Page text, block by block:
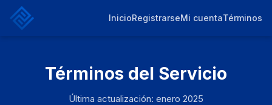
InicioRegistrarseMi cuentaTérminos
Términos del Servicio
Última actualización: enero 2025